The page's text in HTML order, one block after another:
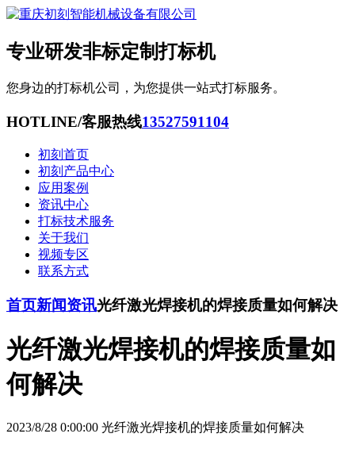
专业研发非标定制打标机
您身边的打标机公司，为您提供一站式打标服务。
HOTLINE/客服热线13527591104
初刻首页
初刻产品中心
应用案例
资讯中心
打标技术服务
关于我们
视频专区
联系方式
首页新闻资讯光纤激光焊接机的焊接质量如何解决
光纤激光焊接机的焊接质量如
何解决
2023/8/28 0:00:00 光纤激光焊接机的焊接质量如何解决